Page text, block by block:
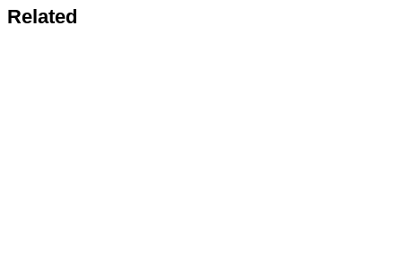
Related